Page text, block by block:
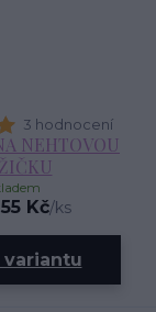
3 hodnocení
NEHTOVOU
55 Kč/ks